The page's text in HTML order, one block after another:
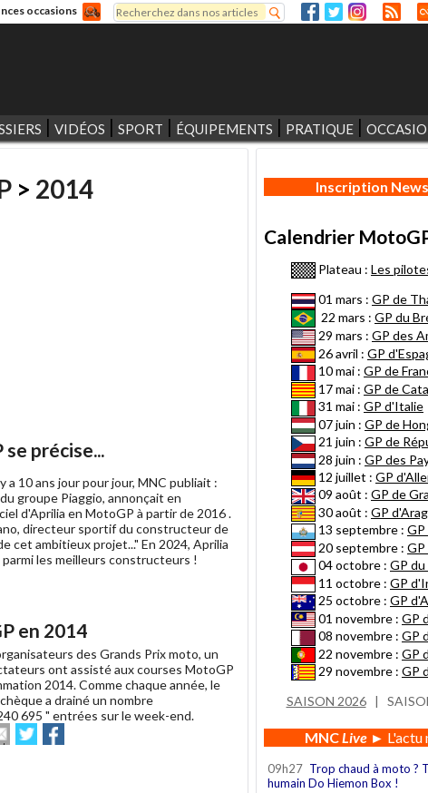
occasions
Formulaire de recherche
Rechercher
VIDÉOS SPORT ÉQUIPEMENTS PRATIQUE
> 2014
précise...
a 10 ans jour pour jour, MNC publiait :
groupe Piaggio, annonçait en
d'Aprilia en MotoGP à partir de 2016 .
directeur sportif du constructeur de
cet ambitieux projet..." En 2024, Aprilia
les meilleurs constructeurs !
en 2014
des Grands Prix moto, un
ont assisté aux courses MotoGP
2014. Comme chaque année, le
a drainé un nombre
695 " entrées sur le week-end.
EnvoyerPartager
sur sur
Inscription
Calendrier
Plateau : Les
01 mars : GP de
22 mars : GP du
29 mars : GP des
26 avril : GP
10 mai : GP de
17 mai : GP de
31 mai : GP d'Italie
07 juin : GP de
21 juin : GP de
28 juin : GP des
12 juillet : GP
09 août : GP de
30 août : GP
13 septembre : GP
20 septembre :
04 octobre : GP du
11 octobre : GP
25 octobre : GP
01 novembre : GP
08 novembre : GP
22 novembre : GP
29 novembre : GP
SAISON 2026|
MNCLive► L'actu
09h27 Trop chaud à moto ?
humain Do Hiemon Box !